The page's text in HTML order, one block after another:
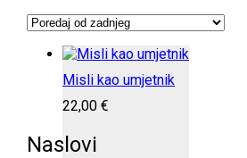
Misli kao umjetnik
22,00 €
Naslovi